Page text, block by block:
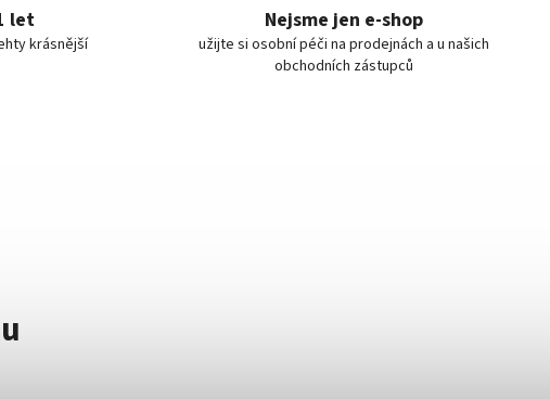
let
krásnější
Nejsme jen e-shop
užijte si osobní péči na prodejnách a u našich
obchodních zástupců